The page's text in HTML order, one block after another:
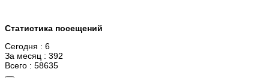
Статистика посещений
Сегодня : 6
За месяц : 392
Всего : 58635